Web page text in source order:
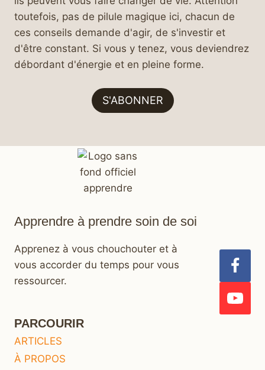
toutefois, pas de pilule magique ici, chacun de
ces conseils demande d'agir, de s'investir et
d'être constant. Si vous y tenez, vous deviendrez
débordant d'énergie et en pleine forme.
S'ABONNER
Apprendre à prendre soin de soi
Apprenez à vous chouchouter et à
vous accorder du temps pour vous
ressourcer.
PARCOURIR
ARTICLES
À PROPOS